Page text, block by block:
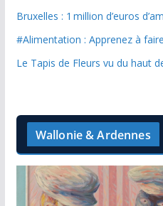
Bruxelles : 1 million d’euros
#Alimentation : Apprenez à
Le Tapis de Fleurs vu du haut
Wallonie & Ardennes